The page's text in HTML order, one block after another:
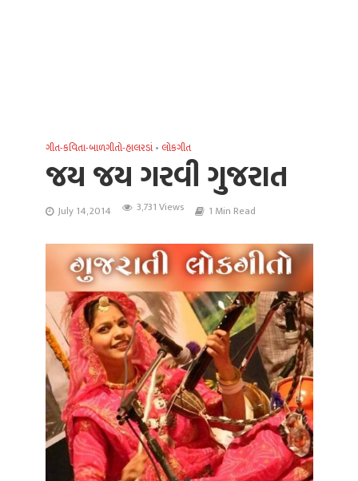
ગીત-કવિતા-બાળગીતો-હાલરડાં • લોકગીત
જય જય ગરવી ગુજરાત
July 14, 2014 3,731 Views 1 Min Read